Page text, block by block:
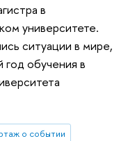
в
университете.
ситуации в мире,
год обучения в
о событии